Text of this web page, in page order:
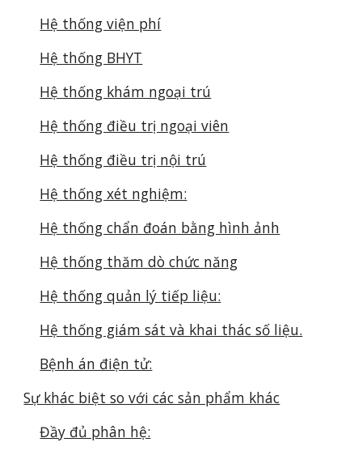
Hệ thống viện phí
Hệ thống BHYT
Hệ thống khám ngoại trú
Hệ thống điều trị ngoại viên
Hệ thống điều trị nội trú
Hệ thống xét nghiệm:
Hệ thống chẩn đoán bằng hình ảnh
Hệ thống thăm dò chức năng
Hệ thống quản lý tiếp liệu:
Hệ thống giám sát và khai thác số liệu.
Bệnh án điện tử:
Sự khác biệt so với các sản phẩm khác
Đầy đủ phân hệ: